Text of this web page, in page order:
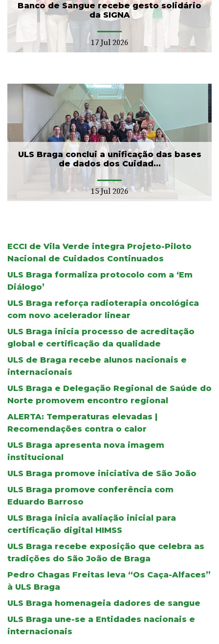
Banco de Sangue recebe gesto solidário
da SIGNA
17 Jul 2026
ULS Braga conclui a unificação das bases
de dados dos Cuidad...
15 Jul 2026
ECCI de Vila Verde integra Projeto-Piloto
Nacional de Cuidados Continuados
ULS Braga formaliza protocolo com a ‘Em
Diálogo’
ULS Braga reforça radioterapia oncológica
com novo acelerador linear
ULS Braga inicia processo de acreditação
global e certificação da qualidade
ULS de Braga recebe alunos nacionais e
internacionais
ULS Braga e Delegação Regional de Saúde do
Norte promovem encontro regional
ALERTA: Temperaturas elevadas |
Recomendações contra o calor
ULS Braga apresenta nova imagem
institucional
ULS Braga promove iniciativa de São João
ULS Braga promove conferência com
Eduardo Barroso
ULS Braga inicia avaliação inicial para
certificação digital HIMSS
ULS Braga recebe exposição que celebra as
tradições do São João de Braga
Pedro Chagas Freitas leva “Os Caça-Alfaces”
à ULS Braga
ULS Braga homenageia dadores de sangue
ULS Braga une-se a Entidades nacionais e
internacionais